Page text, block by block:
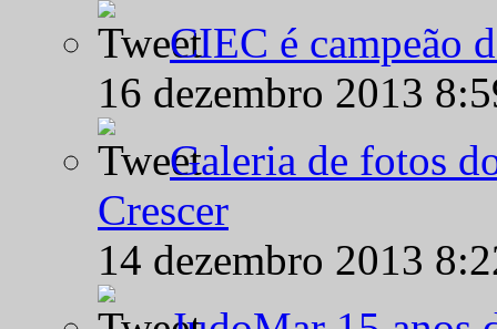
CIEC é campeão
16 dezembro 2013
Galeria de fotos
Crescer
14 dezembro 2013